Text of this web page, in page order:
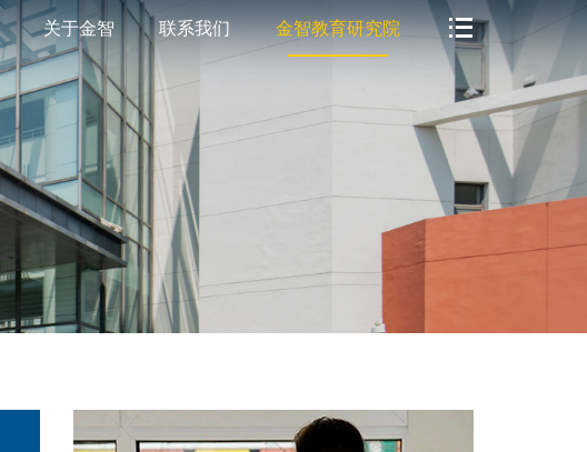
关于金智 联系我们 金智教育研究院